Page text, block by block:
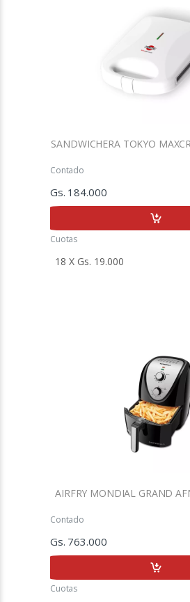
SANDWICHERA TOKYO
Contado
Gs. 184.000
Cuotas
AIRFRY MONDIAL GRAND
Contado
Gs. 763.000
Cuotas